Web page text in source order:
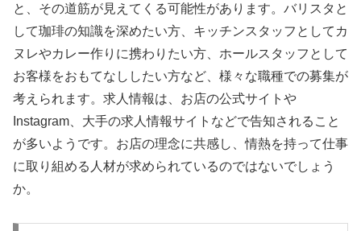
と、その道筋が見えてくる可能性があります。バリスタと
して珈琲の知識を深めたい方、キッチンスタッフとしてカ
ヌレやカレー作りに携わりたい方、ホールスタッフとして
お客様をおもてなししたい方など、様々な職種での募集が
考えられます。求人情報は、お店の公式サイトや
Instagram、大手の求人情報サイトなどで告知されること
が多いようです。お店の理念に共感し、情熱を持って仕事
に取り組める人材が求められているのではないでしょう
か。